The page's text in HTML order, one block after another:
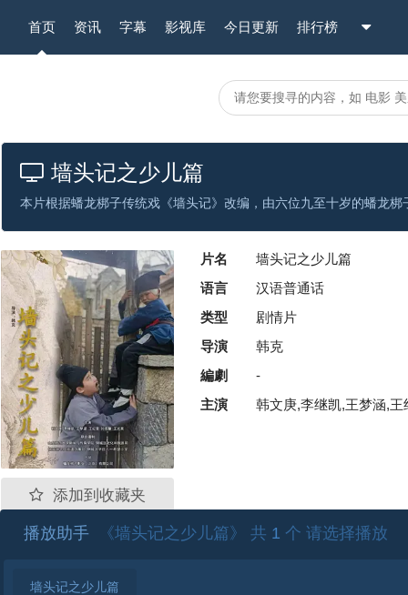
首页 资讯 字幕 影视库 今日更新 排行榜
墙头记之少儿篇
添加到收藏夹
片名
墙头记之少儿篇
语言
汉语普通话
类型
剧情片
导演
韩克
編劇
-
主演
韩文庚,李继凯,王梦涵,
播放助手 《墙头记之少儿篇》 共 1 个 请选择播放
墙头记之少儿篇